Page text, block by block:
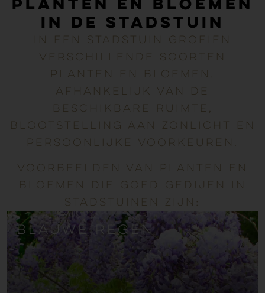
in de stadstuin
In een stadstuin groeien
verschillende soorten
planten en bloemen.
Afhankelijk van de
beschikbare ruimte,
blootstelling aan zonlicht en
persoonlijke voorkeuren.
Voorbeelden van planten en
bloemen die goed gedijen in
stadstuinen zijn:
blauwe regen